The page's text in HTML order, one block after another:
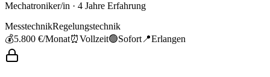
Mechatroniker/in · 4 Jahre Erfahrung
MesstechnikRegelungstechnik
💰5.800 €/Monat⏰Vollzeit🟢Sofort 📍Erlangen